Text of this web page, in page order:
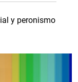
y peronismo